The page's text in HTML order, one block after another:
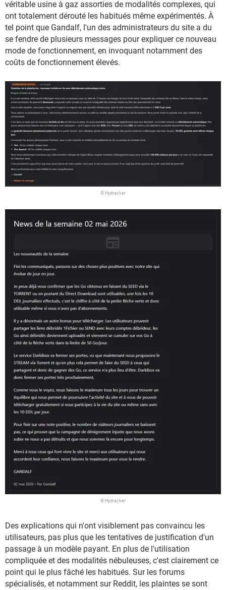
véritable usine à gaz assorties de modalités complexes, qui
ont totalement dérouté les habitués même expérimentés. À
tel point que Gandalf, l'un des administrateurs du site a du
se fendre de plusieurs messages pour expliquer ce nouveau
mode de fonctionnement, en invoquant notamment des
coûts de fonctionnement élevés.
© Hydracker
© Hydracker
Des explications qui n'ont visiblement pas convaincu les
utilisateurs, pas plus que les tentatives de justification d'un
passage à un modèle payant. En plus de l'utilisation
compliquée et des modalités nébuleuses, c'est clairement ce
point qui le plus fâché les habitués. Sur les forums
spécialisés, et notamment sur Reddit, les plaintes se sont